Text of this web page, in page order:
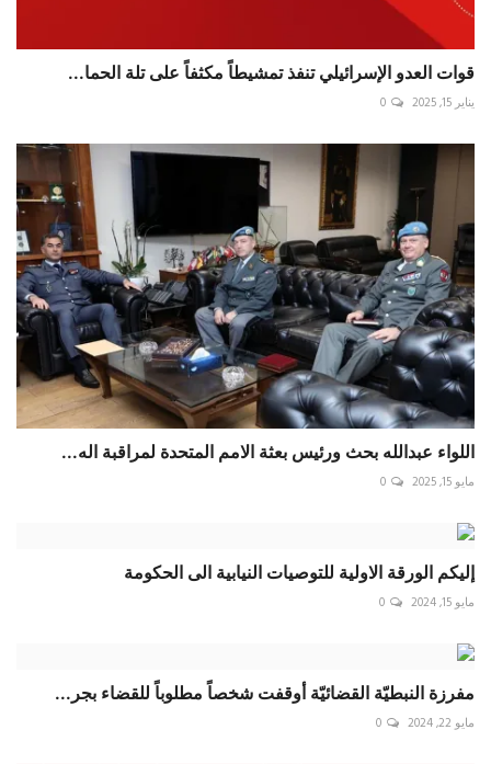
قوات العدو الإسرائيلي تنفذ تمشيطاً مكثفاً على تلة الحما...
يناير 15, 2025 0
اللواء عبدالله بحث ورئيس بعثة الامم المتحدة لمراقبة اله...
مايو 15, 2025 0
إليكم الورقة الاولية للتوصيات النيابية الى الحكومة
مايو 15, 2024 0
مفرزة النبطيّة القضائيّة أوقفت شخصاً مطلوباً للقضاء بجر...
مايو 22, 2024 0